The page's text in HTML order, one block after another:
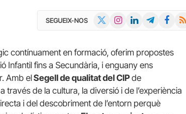
SEGUEIX-NOS InstagramLinkedInTelegramFacebook
RSS
contínuament en formació, oferim propostes
Infantil fins a Secundària, i enguany ens
Amb elSegell de qualitat del CIP de
través de la cultura, la diversió i de l’experiència
i del descobriment de l’entorn perquè